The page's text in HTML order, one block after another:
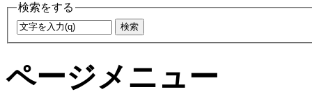
検索をする
ページメニュー